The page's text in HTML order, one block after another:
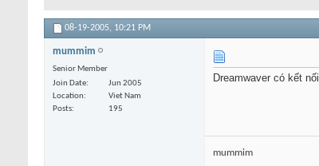
08-19-2005, 10:21 PM
mummim
Senior Member
Join Date
Jun 2005
Location
Viet Nam
Posts
195
Dreamwaver có kết
mummim